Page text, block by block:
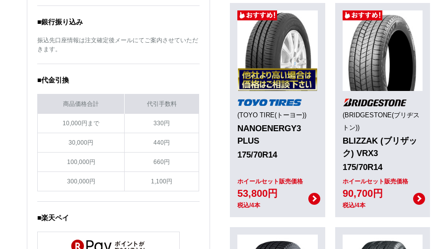
■銀行振り込み
振込先口座情報は注文確定後メールにてご案内させていただ
きます。
■代金引換
商品価格合計 代引手数料
10,000円まで 330円
30,000円 440円
100,000円 660円
300,000円 1,100円
■楽天ペイ
(TOYO TIRE(トーヨー))
NANOENERGY3
PLUS
175/70R14
ホイールセット販売価格
53,800円
税込/4本
(BRIDGESTONE(ブリヂス
トン))
BLIZZAK (ブリザッ
ク) VRX3
175/70R14
ホイールセット販売価格
90,700円
税込/4本